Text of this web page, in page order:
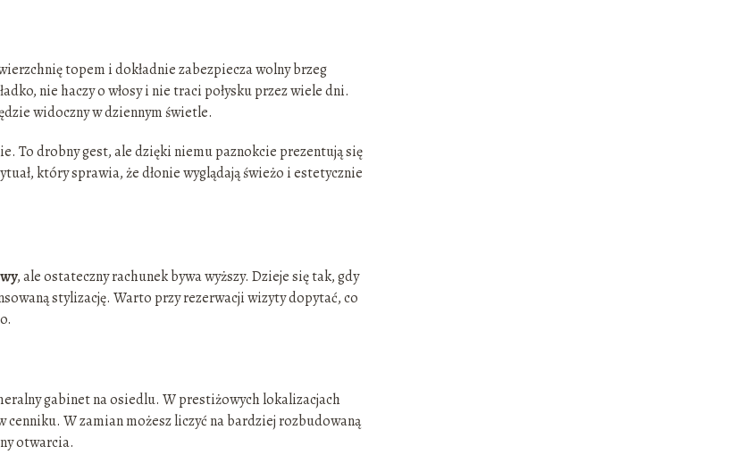
topem i dokładnie zabezpiecza wolny brzeg
nie haczy o włosy i nie traci połysku przez wiele dni.
widoczny w dziennym świetle.
To drobny gest, ale dzięki niemu paznokcie prezentują się
który sprawia, że dłonie wyglądają świeżo i estetycznie
, ale ostateczny rachunek bywa wyższy. Dzieje się tak, gdy
stylizację. Warto przy rezerwacji wizyty dopytać, co
gabinet na osiedlu. W prestiżowych lokalizacjach
W zamian możesz liczyć na bardziej rozbudowaną
otwarcia.